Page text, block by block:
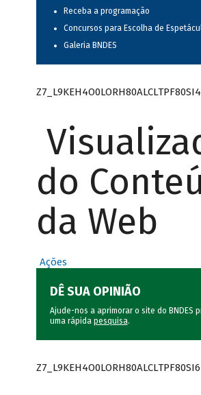
Receba a programação
Concursos para Escolha de
Galeria BNDES
Z7_L9KEH4O0LORH80ALCLTPF80SI4
do
da Web
Ações
DÊ SUA OPINIÃO
Ajude-nos a aprimorar o site do BNDES
uma rápida pesquisa.
Z7_L9KEH4O0LORH80ALCLTPF80SI6